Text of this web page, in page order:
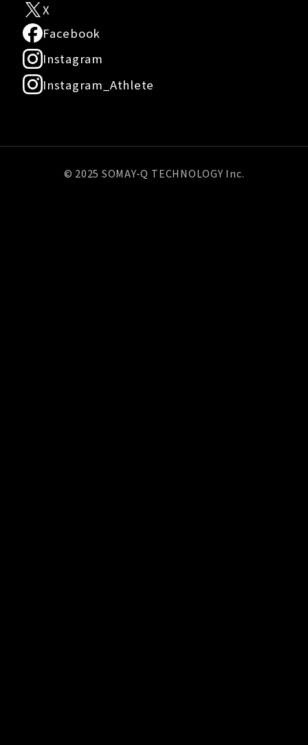
X
Facebook
Instagram
Instagram_Athlete
© 2025 SOMAY-Q TECHNOLOGY Inc.